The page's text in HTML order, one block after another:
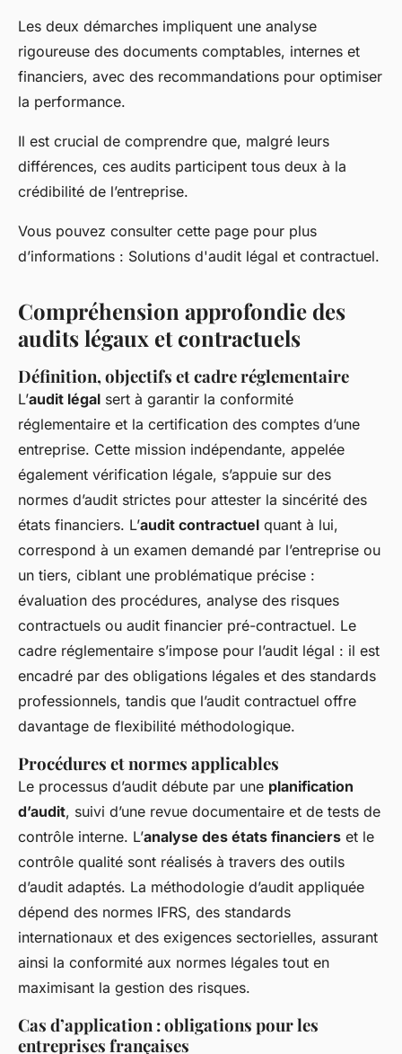
Les deux démarches impliquent une analyse
rigoureuse des documents comptables, internes et
financiers, avec des recommandations pour optimiser
la performance.
Il est crucial de comprendre que, malgré leurs
différences, ces audits participent tous deux à la
crédibilité de l’entreprise.
Vous pouvez consulter cette page pour plus
d’informations : Solutions d'audit légal et contractuel.
Compréhension approfondie des
audits légaux et contractuels
Définition, objectifs et cadre réglementaire
L’audit légal sert à garantir la conformité
réglementaire et la certification des comptes d’une
entreprise. Cette mission indépendante, appelée
également vérification légale, s’appuie sur des
normes d’audit strictes pour attester la sincérité des
états financiers. L’audit contractuel quant à lui,
correspond à un examen demandé par l’entreprise ou
un tiers, ciblant une problématique précise :
évaluation des procédures, analyse des risques
contractuels ou audit financier pré-contractuel. Le
cadre réglementaire s’impose pour l’audit légal : il est
encadré par des obligations légales et des standards
professionnels, tandis que l’audit contractuel offre
davantage de flexibilité méthodologique.
Procédures et normes applicables
Le processus d’audit débute par une planification
d’audit, suivi d’une revue documentaire et de tests de
contrôle interne. L’analyse des états financiers et le
contrôle qualité sont réalisés à travers des outils
d’audit adaptés. La méthodologie d’audit appliquée
dépend des normes IFRS, des standards
internationaux et des exigences sectorielles, assurant
ainsi la conformité aux normes légales tout en
maximisant la gestion des risques.
Cas d’application : obligations pour les
entreprises françaises